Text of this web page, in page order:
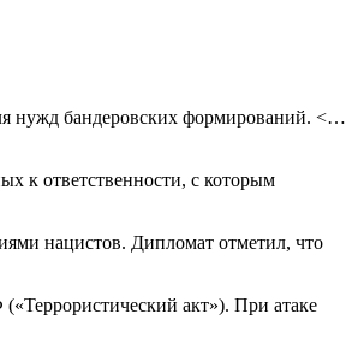
нужд бандеровских формирований. <…
к ответственности, с которым
нацистов. Дипломат отметил, что
акт»). При атаке